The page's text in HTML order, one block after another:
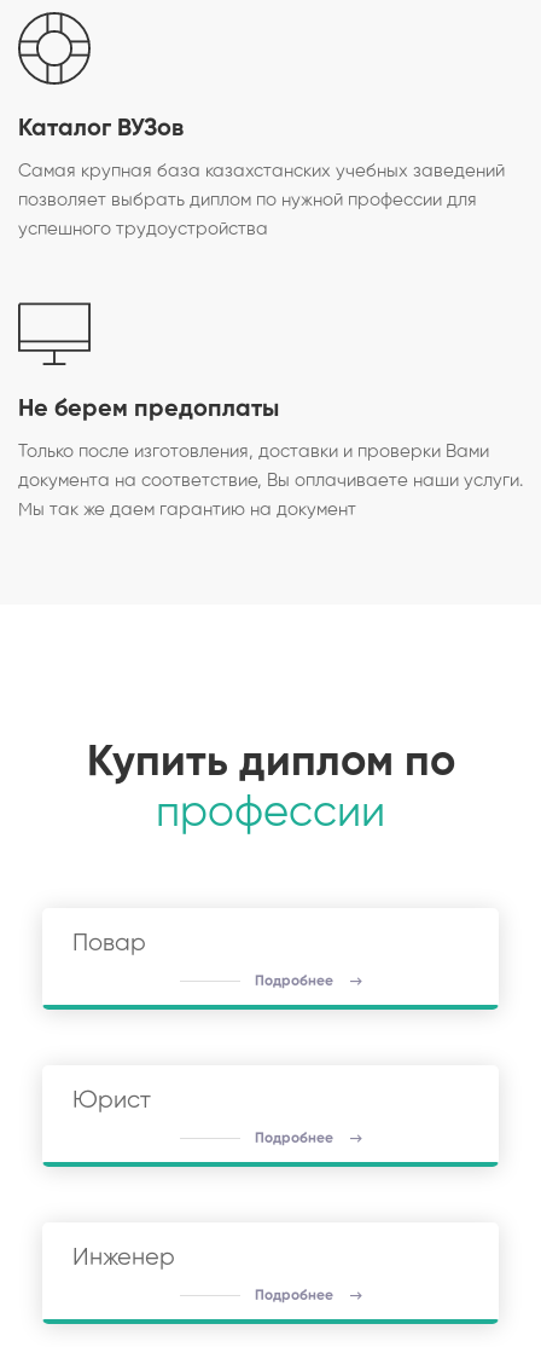
Каталог ВУЗов
Самая крупная база казахстанских учебных заведений
позволяет выбрать диплом по нужной профессии для
успешного трудоустройства
Не берем предоплаты
Только после изготовления, доставки и проверки Вами
документа на соответствие, Вы оплачиваете наши услуги.
Мы так же даем гарантию на документ
Купить диплом по
профессии
Повар
Подробнее
Юрист
Подробнее
Инженер
Подробнее